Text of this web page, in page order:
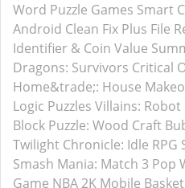
Word Puzzle Games Smart
Android Clean Fix Plus File
Identifier & Coin Value
Dragons: Survivors Critical
Home&trade;: House
Logic Puzzles Villains: Robot
Block Puzzle: Wood Craft
Twilight Chronicle: Idle RPG
Smash Mania: Match 3 Pop
Game NBA 2K Mobile